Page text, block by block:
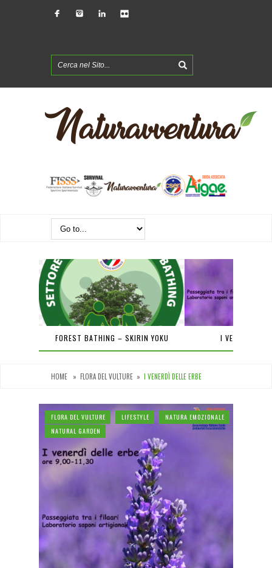
FOREST BATHING – SKIRIN YOKU I VENERDÌ
HOME » FLORA DEL VULTURE » I VENERDÌ DELLE ERBE
FLORA DEL VULTURE LIFESTYLE
NATURA EMOZIONALE
NATURAL GARDEN